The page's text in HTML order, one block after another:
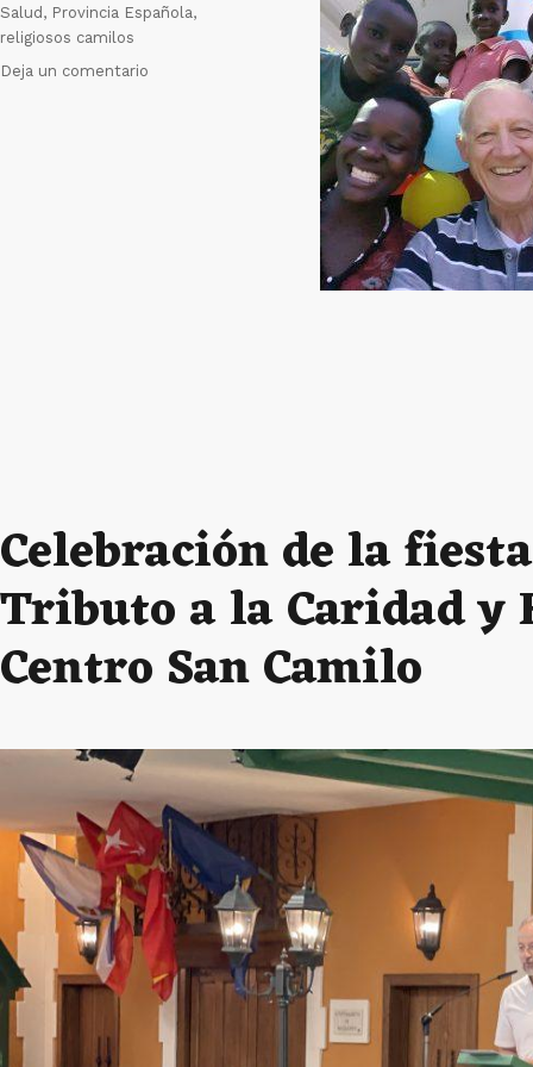
Salud , Provincia Española,
religiosos camilos
Deja un comentario
Celebración de la
Tributo a la Caridad y
Centro San Camilo